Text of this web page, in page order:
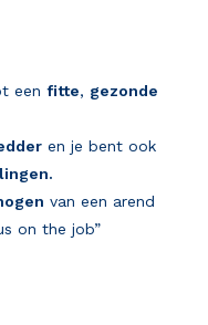
eenfitte, gezonde
en je bent ook
van een arend
on the job”